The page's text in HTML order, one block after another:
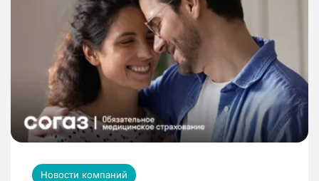
Новости компаний